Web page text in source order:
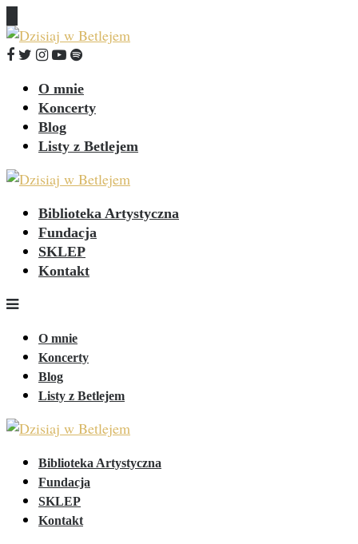
O mnie
Koncerty
Blog
Listy z Betlejem
Biblioteka Artystyczna
Fundacja
SKLEP
Kontakt
O mnie
Koncerty
Blog
Listy z Betlejem
Biblioteka Artystyczna
Fundacja
SKLEP
Kontakt